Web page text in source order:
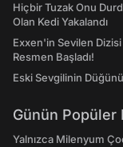
Hiçbir Tuzak Onu
Olan Kedi Yakalandı
Exxen'in Sevilen
Resmen Başladı!
Eski Sevgilinin
Günün Popüler
Yalnızca Milenyum